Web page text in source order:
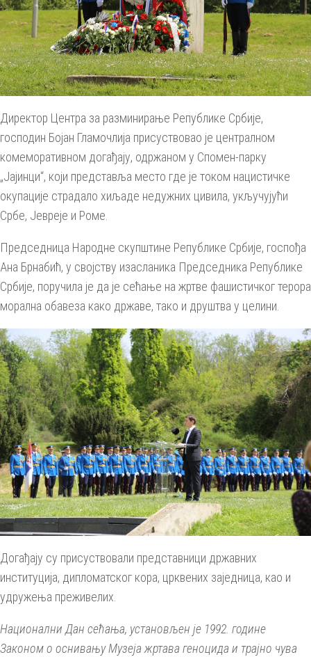
Директор Центра за разминирање Републике Србије,
господин Бојан Гламочлија присуствовао је централном
комеморативном догађају, одржаном у Спомен-парку
„Јајинци“, који представља место где је током нацистичке
окупације страдало хиљаде недужних цивила, укључујући
Србе, Јевреје и Роме.
Председница Народне скупштине Републике Србије, госпођа
Ана Брнабић, у својству изасланика Председника Републике
Србије, поручила је да је сећање на жртве фашистичког терора
морална обавеза како државе, тако и друштва у целини.
Догађају су присуствовали представници државних
институција, дипломатског кора, црквених заједница, као и
удружења преживелих.
Национални Дан сећања, установљен је 1992. године
Законом о оснивању Музеја жртава геноцида и трајно чува